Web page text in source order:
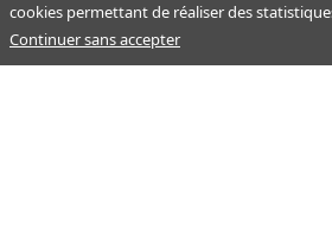
cookies permettant de réaliser des
Continuer sans accepter